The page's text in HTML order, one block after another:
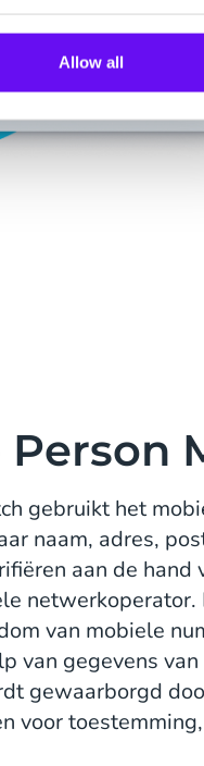
Allow all
gebruikt het
naam, adres,
aan de hand
van mobiele
van gegevens
gewaarborgd
voor